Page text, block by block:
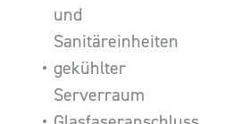
und
Sanitäreinheiten
gekühlter
Serverraum